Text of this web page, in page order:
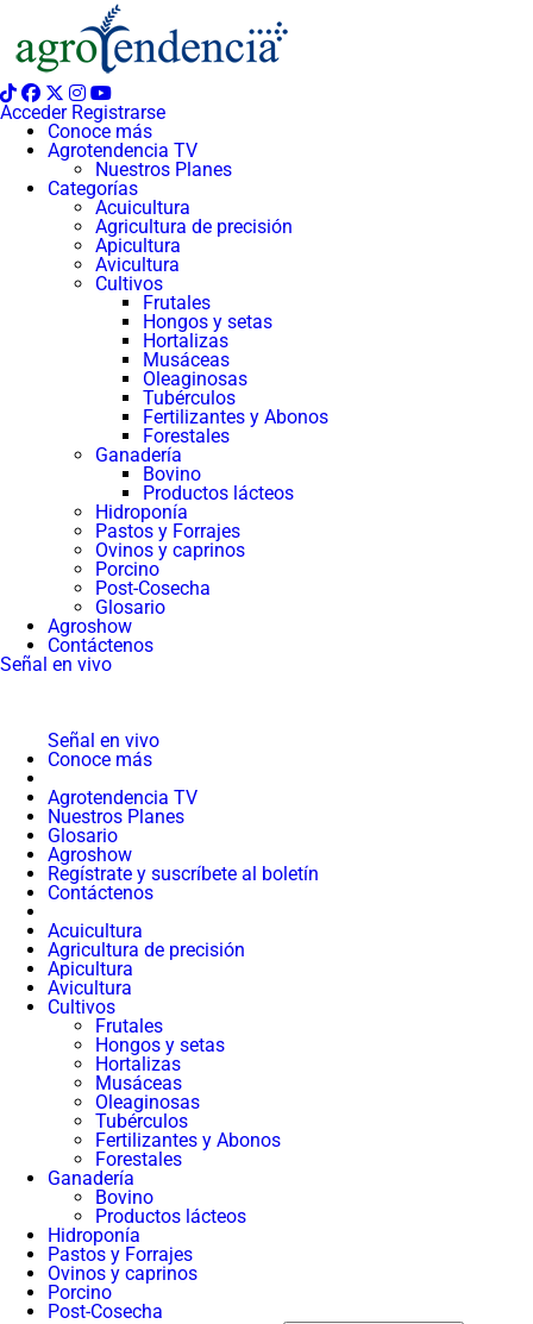
contenido
Acceder Registrarse
Conoce más
Agrotendencia TV
Nuestros Planes
Categorías
Acuicultura
Agricultura de precisión
Apicultura
Avicultura
Cultivos
Frutales
Hongos y setas
Hortalizas
Musáceas
Oleaginosas
Tubérculos
Fertilizantes y Abonos
Forestales
Ganadería
Bovino
Productos lácteos
Hidroponía
Pastos y Forrajes
Ovinos y caprinos
Porcino
Post-Cosecha
Glosario
Agroshow
Contáctenos
Señal en vivo
Señal en vivo
Conoce más
Agrotendencia TV
Nuestros Planes
Glosario
Agroshow
Regístrate y suscríbete al boletín
Contáctenos
Acuicultura
Agricultura de precisión
Apicultura
Avicultura
Cultivos
Frutales
Hongos y setas
Hortalizas
Musáceas
Oleaginosas
Tubérculos
Fertilizantes y Abonos
Forestales
Ganadería
Bovino
Productos lácteos
Hidroponía
Pastos y Forrajes
Ovinos y caprinos
Porcino
Post-Cosecha